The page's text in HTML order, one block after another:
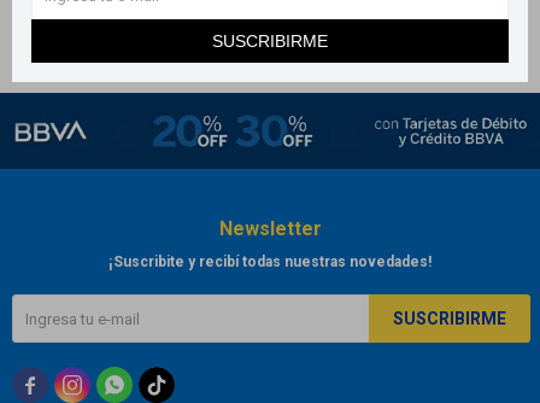
SUSCRIBIRME
Newsletter
¡Suscribite y recibí todas nuestras novedades!
SUSCRIBIRME
  